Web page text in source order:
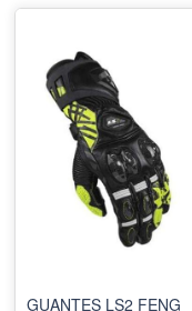
GUANTES LS2 FENG